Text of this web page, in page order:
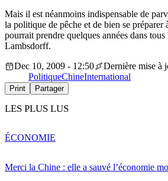
Mais il est néanmoins indispensable de
la politique de pêche et de bien se préparer
pourrait prendre quelques années dans
Lambsdorff.
Dec 10, 2009 - 12:50
Dernière mise à
PolitiqueChineInternational
Print Partager
LES PLUS LUS
Merci la Chine : elle a sauvé l’économie
ÉCONOMIE